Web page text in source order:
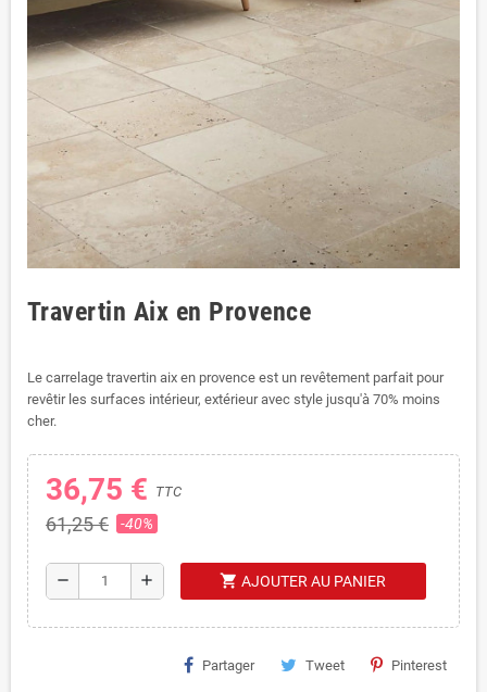
Travertin Aix en Provence
Le carrelage travertin aix en provence est un revêtement parfait pour
revêtir les surfaces intérieur, extérieur avec style jusqu'à 70% moins
cher.
36,75 € TTC
61,25 € -40%
remove add shopping_cart AJOUTER AU PANIER
Partager Tweet Pinterest